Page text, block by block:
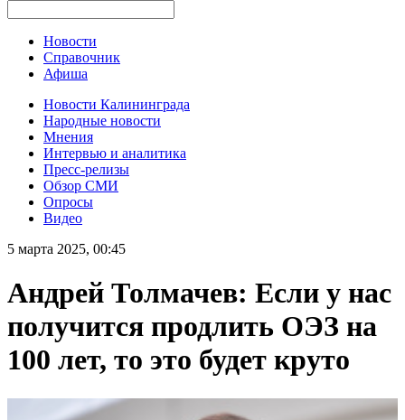
Новости
Справочник
Афиша
Новости Калининграда
Народные новости
Мнения
Интервью и аналитика
Пресс-релизы
Обзор СМИ
Опросы
Видео
5 марта 2025, 00:45
Андрей Толмачев: Если у нас
получится продлить ОЭЗ на
100 лет, то это будет круто